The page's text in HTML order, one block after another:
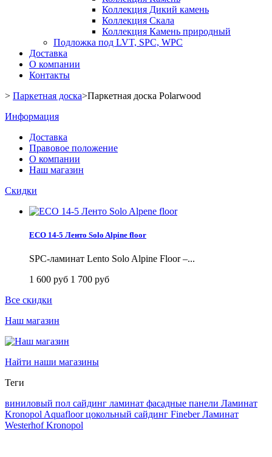
Коллекция Дикий камень
Коллекция Скала
Коллекция Камень природный
Подложка под LVT, SPC, WPC
Доставка
О компании
Контакты
> Паркетная доска>Паркетная доска Polarwood
Информация
Доставка
Правовое положение
О компании
Наш магазин
Скидки
ECO 14-5 Ленто Solo Alpine floor
SPC-ламинат Lento Solo Alpine Floor –...
1 600 руб 1 700 руб
Все скидки
Наш магазин
Найти наши магазины
Теги
виниловый пол сайдинг ламинат фасадные панели Ламинат
Kronopol Aquafloorцокольный сайдинг FineberЛаминат
WesterhofKronopol